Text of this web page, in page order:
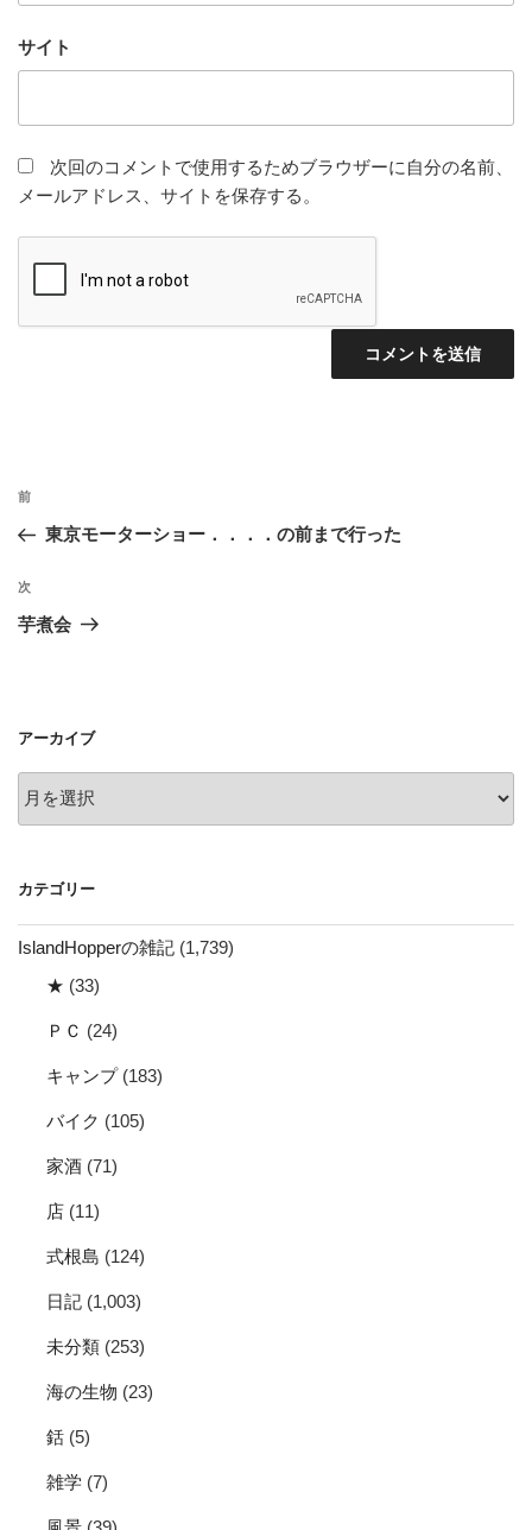
サイト
次回のコメントで使用するためブラウザーに自分の名前、
メールアドレス、サイトを保存する。
投
ナ
ビ
ゲ
ン
前
の
稿
前
東京モーターショー．．．．の前まで行った
次
の
次
芋煮会
アーカイブ
ー
ブ
カテゴリー
IslandHopperの雑記 (1,739)
★ (33)
ＰＣ (24)
キャンプ(183)
バイク (105)
家酒 (71)
店 (11)
式根島 (124)
日記 (1,003)
未分類 (253)
海の生物 (23)
銛 (5)
雑学 (7)